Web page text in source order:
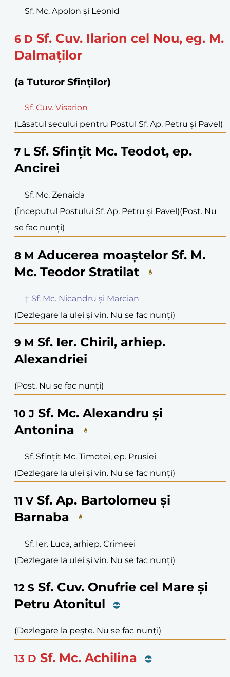
Sf. Mc. Apolon și Leonid
6 D Sf. Cuv. Ilarion cel Nou, eg. M.
Dalmaților
(a Tuturor Sfinților)
Sf. Cuv. Visarion
(Lăsatul secului pentru Postul Sf. Ap. Petru și Pavel)
7 L Sf. Sfințit Mc. Teodot, ep.
Ancirei
Sf. Mc. Zenaida
(Începutul Postului Sf. Ap. Petru și Pavel)(Post. Nu
se fac nunți)
8 M Aducerea moaștelor Sf. M.
Mc. Teodor Stratilat
† Sf. Mc. Nicandru și Marcian
(Dezlegare la ulei și vin. Nu se fac nunți)
9 M Sf. Ier. Chiril, arhiep.
Alexandriei
(Post. Nu se fac nunți)
10 J Sf. Mc. Alexandru și
Antonina
Sf. Sfințit Mc. Timotei, ep. Prusiei
(Dezlegare la ulei și vin. Nu se fac nunți)
11 V Sf. Ap. Bartolomeu și
Barnaba
Sf. Ier. Luca, arhiep. Crimeei
(Dezlegare la ulei și vin. Nu se fac nunți)
12 S Sf. Cuv. Onufrie cel Mare și
Petru Atonitul
(Dezlegare la pește. Nu se fac nunți)
13 D Sf. Mc. Achilina